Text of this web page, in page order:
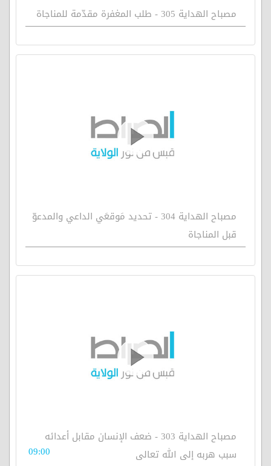
مصباح الهداية 305 - طلب المغفرة مقدّمة للمناجاة
مصباح الهداية 304 - تحديد مَوقعَي الداعي والمدعوّ
قبل المناجاة
مصباح الهداية 303 - ضعف الإنسان مقابل أعدائه
سبب هربه إلى الله تعالى
09:00